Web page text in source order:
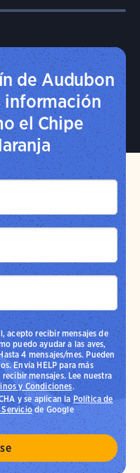
de Audubon
información
el Chipe
acepto recibir mensajes de
puedo ayudar a las aves,
4 mensajes/mes. Pueden
Envía HELP para más
mensajes. Lee nuestra
y Condiciones.
y se aplican laPolítica de
Serviciode Google